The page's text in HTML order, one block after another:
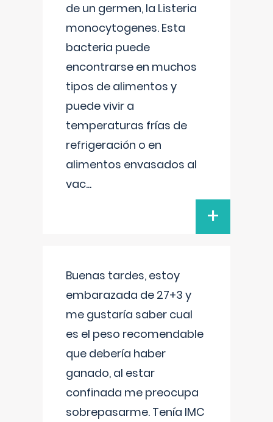
de un germen, la Listeria
monocytogenes. Esta
bacteria puede
encontrarse en muchos
tipos de alimentos y
puede vivir a
temperaturas frías de
refrigeración o en
alimentos envasados al
vac...
+
Buenas tardes, estoy
embarazada de 27+3 y
me gustaría saber cual
es el peso recomendable
que debería haber
ganado, al estar
confinada me preocupa
sobrepasarme. Tenía IMC